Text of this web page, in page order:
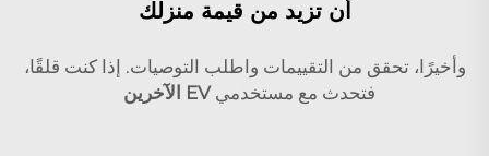
أن تزيد من قيمة منزلك
وأخيرًا، تحقق من التقييمات واطلب التوصيات. إذا كنت قلقًا،
فتحدث مع مستخدميEV الآخرين